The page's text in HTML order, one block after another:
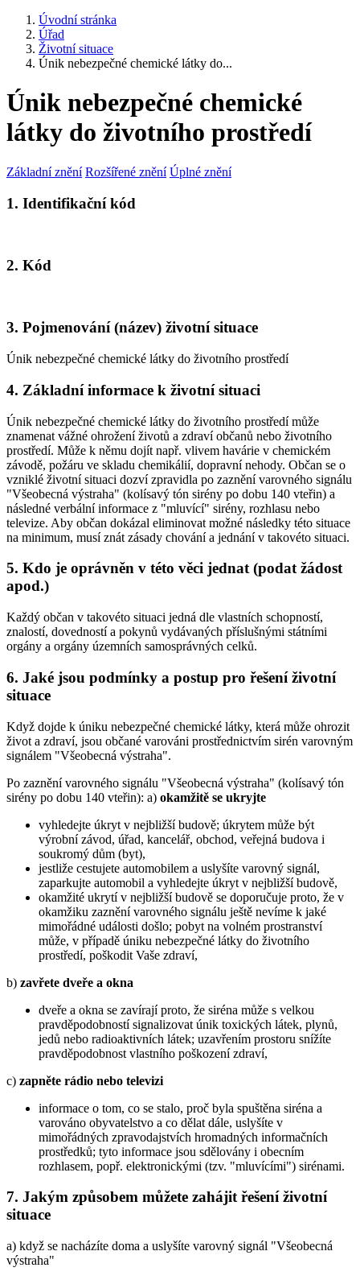
Úvodní stránka
Úřad
Životní situace
Únik nebezpečné chemické látky do...
Únik nebezpečné chemické
látky do životního prostředí
Základní znění Rozšířené znění Úplné znění
1. Identifikační kód
2. Kód
3. Pojmenování (název) životní situace
Únik nebezpečné chemické látky do životního prostředí
4. Základní informace k životní situaci
Únik nebezpečné chemické látky do životního prostředí může
znamenat vážné ohrožení životů a zdraví občanů nebo životního
prostředí. Může k němu dojít např. vlivem havárie v chemickém
závodě, požáru ve skladu chemikálií, dopravní nehody. Občan se o
vzniklé životní situaci dozví zpravidla po zaznění varovného signálu
"Všeobecná výstraha" (kolísavý tón sirény po dobu 140 vteřin) a
následné verbální informace z "mluvící" sirény, rozhlasu nebo
televize. Aby občan dokázal eliminovat možné následky této situace
na minimum, musí znát zásady chování a jednání v takovéto situaci.
5. Kdo je oprávněn v této věci jednat (podat žádost
apod.)
Každý občan v takovéto situaci jedná dle vlastních schopností,
znalostí, dovedností a pokynů vydávaných příslušnými státními
orgány a orgány územních samosprávných celků.
6. Jaké jsou podmínky a postup pro řešení životní
situace
Když dojde k úniku nebezpečné chemické látky, která může ohrozit
život a zdraví, jsou občané varováni prostřednictvím sirén varovným
signálem "Všeobecná výstraha".
Po zaznění varovného signálu "Všeobecná výstraha" (kolísavý tón
sirény po dobu 140 vteřin): a) okamžitě se ukryjte
vyhledejte úkryt v nejbližší budově; úkrytem může být
výrobní závod, úřad, kancelář, obchod, veřejná budova i
soukromý dům (byt),
jestliže cestujete automobilem a uslyšíte varovný signál,
zaparkujte automobil a vyhledejte úkryt v nejbližší budově,
okamžité ukrytí v nejbližší budově se doporučuje proto, že v
okamžiku zaznění varovného signálu ještě nevíme k jaké
mimořádné události došlo; pobyt na volném prostranství
může, v případě úniku nebezpečné látky do životního
prostředí, poškodit Vaše zdraví,
b) zavřete dveře a okna
dveře a okna se zavírají proto, že siréna může s velkou
pravděpodobností signalizovat únik toxických látek, plynů,
jedů nebo radioaktivních látek; uzavřením prostoru snížíte
pravděpodobnost vlastního poškození zdraví,
c) zapněte rádio nebo televizi
informace o tom, co se stalo, proč byla spuštěna siréna a
varováno obyvatelstvo a co dělat dále, uslyšíte v
mimořádných zpravodajstvích hromadných informačních
prostředků; tyto informace jsou sdělovány i obecním
rozhlasem, popř. elektronickými (tzv. "mluvícími") sirénami.
7. Jakým způsobem můžete zahájit řešení životní
situace
a) když se nacházíte doma a uslyšíte varovný signál "Všeobecná
výstraha"